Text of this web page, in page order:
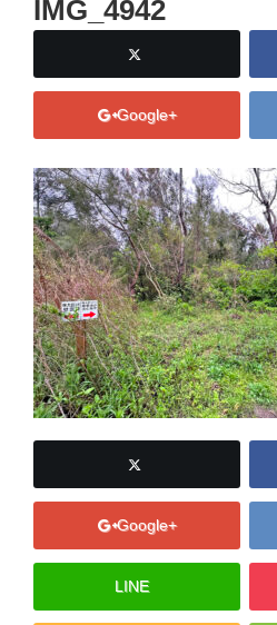
IMG_4942
Google+
Google+
LINE